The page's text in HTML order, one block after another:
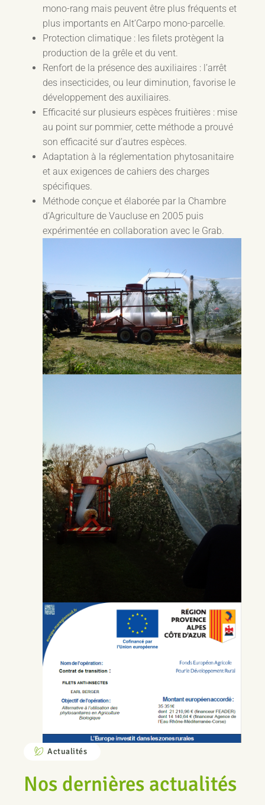
mono-rang mais peuvent être plus fréquents et
plus importants en Alt’Carpo mono-parcelle.
Protection climatique : les filets protègent la
production de la grêle et du vent.
Renfort de la présence des auxiliaires : l’arrêt
des insecticides, ou leur diminution, favorise le
développement des auxiliaires.
Efficacité sur plusieurs espèces fruitières : mise
au point sur pommier, cette méthode a prouvé
son efficacité sur d’autres espèces.
Adaptation à la réglementation phytosanitaire
et aux exigences de cahiers des charges
spécifiques.
Méthode conçue et élaborée par la Chambre
d’Agriculture de Vaucluse en 2005 puis
expérimentée en collaboration avec le Grab.
Actualités
Nos dernières actualités